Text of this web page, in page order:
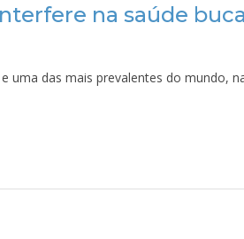
na saúde
uma das mais prevalentes do mundo,